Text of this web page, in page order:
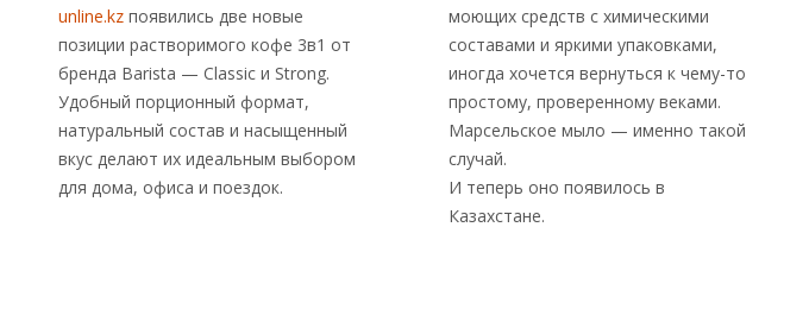
unline.kz появились две новые
позиции растворимого кофе 3в1 от
бренда Barista — Classic и Strong.
Удобный порционный формат,
натуральный состав и насыщенный
вкус делают их идеальным выбором
для дома, офиса и поездок.
моющих средств с химическими
составами и яркими упаковками,
иногда хочется вернуться к чему-то
простому, проверенному веками.
Марсельское мыло — именно такой
случай.
И теперь оно появилось в
Казахстане.